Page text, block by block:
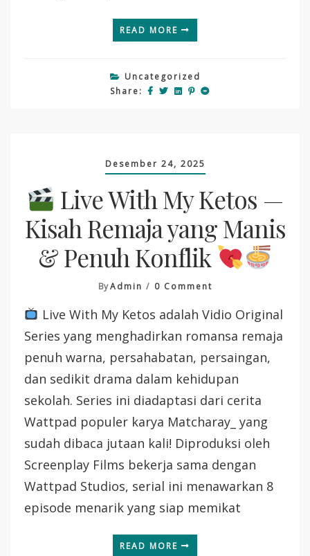
READ MORE
Uncategorized
Share:
Desember 24, 2025
Live With My Ketos —
Kisah Remaja yang Manis
& Penuh Konflik
ByAdmin 0 CommentOn
Live
My
Ketos
Kisah
Remaja
Manis
&
Penuh
Konflik
Live With My Ketos adalah Vidio Original
Series yang menghadirkan romansa remaja
penuh warna, persahabatan, persaingan,
dan sedikit drama dalam kehidupan
sekolah. Series ini diadaptasi dari cerita
Wattpad populer karya Matcharay_ yang
sudah dibaca jutaan kali! Diproduksi oleh
Screenplay Films bekerja sama dengan
Wattpad Studios, serial ini menawarkan 8
episode menarik yang siap memikat
READ MORE